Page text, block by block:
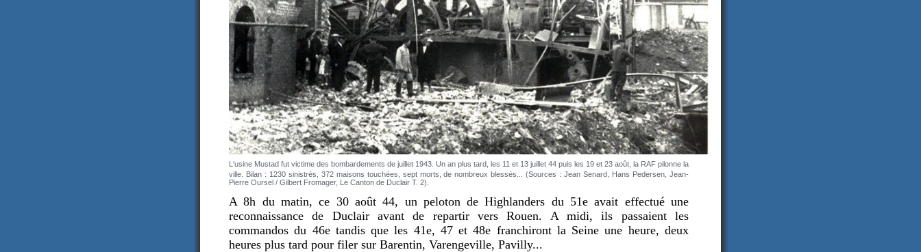
L'usine Mustad fut victime des bombardements de juillet 1943. Un an plus tard, les 11 et 13 juillet 44 puis les 19 et 23 août, la RAF pilonne la
ville. Bilan : 1230 sinistrés, 372 maisons touchées, sept morts, de nombreux blessés... (Sources : Jean Senard, Hans Pedersen, Jean-
Pierre Oursel / Gilbert Fromager, Le Canton de Duclair T. 2).
A 8h du matin, ce 30 août 44, un peloton de Highlanders du 51e avait effectué une
reconnaissance de Duclair avant de repartir vers Rouen. A midi, ils passaient les
commandos du 46e tandis que les 41e, 47 et 48e franchiront la Seine une heure, deux
heures plus tard pour filer sur Barentin, Varengeville, Pavilly...